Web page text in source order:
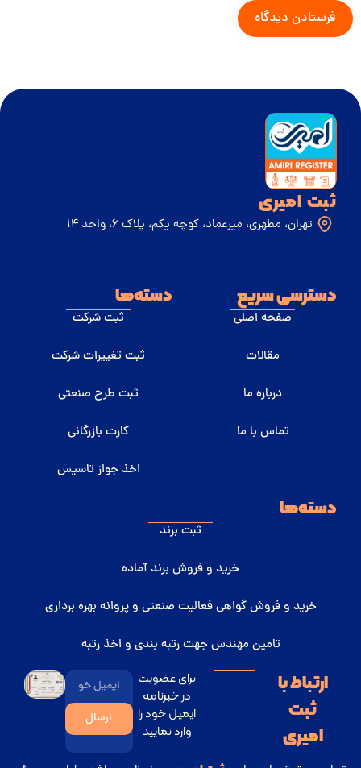
ثبت امیری
تهران، مطهری، میرعماد، کوچه یکم، پلاک 6، واحد 14
دسته‌ها
ثبت شرکت
ثبت تغییرات شرکت
ثبت طرح صنعتی
کارت بازرگانی
اخذ جواز تاسیس
دسته‌ها
ثبت برند
خرید و فروش برند آماده
خرید و فروش گواهی فعالیت صنعتی و پروانه بهره برداری
تامین مهندس جهت رتبه بندی و اخذ رتبه
دسترسی سریع
صفحه اصلی
مقالات
درباره ما
تماس با ما
ارتباط با
ثبت
امیری
برای عضویت
در خبرنامه
ایمیل خود را
وارد نمایید
ارسال